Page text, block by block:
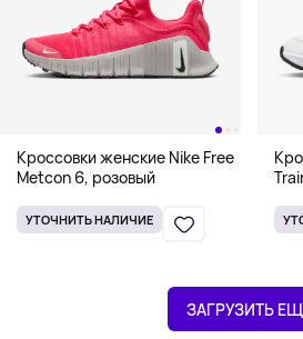
Кроссовки женские Nike Free
Metcon 6, розовый
УТОЧНИТЬ НАЛИЧИЕ
ЗАГРУЗИТЬ